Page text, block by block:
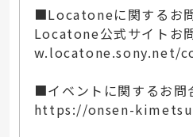
■Locatoneに関するお
Locatone公式サイトお
w.locatone.sony.net/
■イベントに関するお問
https://onsen-